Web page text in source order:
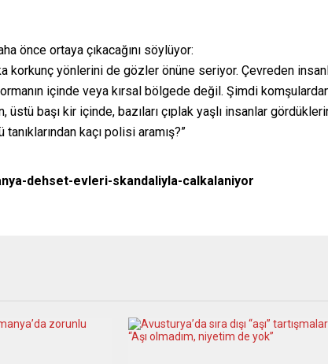
önce ortaya çıkacağını söylüyor:
korkunç yönlerini de gözler önüne seriyor. Çevreden
içinde veya kırsal bölgede değil. Şimdi komşulardan
başı kir içinde, bazıları çıplak yaşlı insanlar
kaçı polisi aramış?”
dehset-evleri-skandaliyla-calkalaniyor